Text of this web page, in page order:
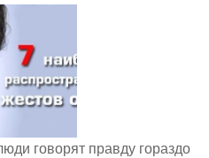
говорят правду гораздо